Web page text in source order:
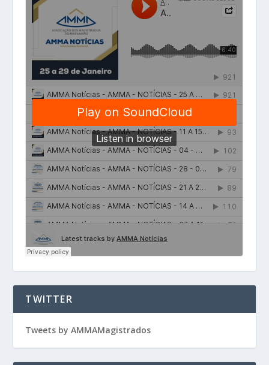
TWITTER
Tweets by AMMAMagistrados